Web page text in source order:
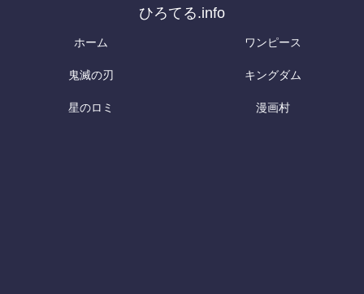
ひろてる.info
ホーム ワンピース
鬼滅の刃 キングダム
星のロミ 漫画村